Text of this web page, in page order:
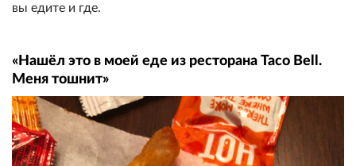
вы едите и где.
«Нашёл это в моей еде из ресторана Taco Bell.
Меня тошнит»